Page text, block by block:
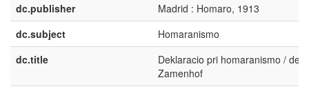
dc.publisher
Madrid : Homaro, 1913
dc.subject
Homaranismo
dc.title
Deklaracio pri homaranismo / de
Zamenhof